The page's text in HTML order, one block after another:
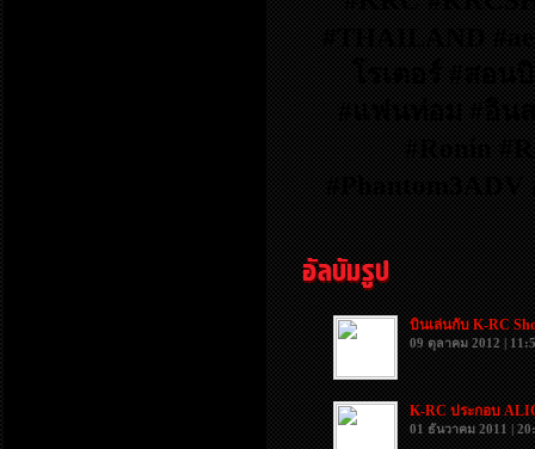
บินเล่นกับ K-RC
09 ตุลาคม 2012 |
K-RC ประกอบ
01 ธันวาคม 2011 |